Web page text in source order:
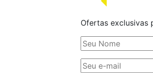
Ofertas exclusivas